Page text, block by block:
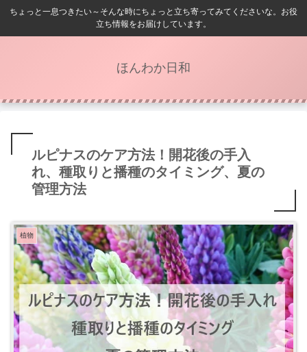
ちょっと一息つきたい～そんな時にちょっと立ち寄ってみてくださいな。お役
立ち情報をお届けしています。
ほんわか日和
ルピナスのケア方法！開花後の手入
れ、種取りと播種のタイミング、夏の
管理方法
植物